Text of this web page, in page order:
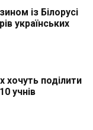
із Білорусі
українських
хочуть поділити
учнів